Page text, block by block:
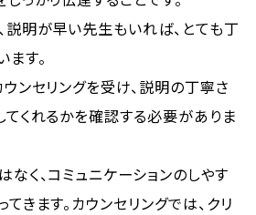
説明が早い先生もいれば、とても丁
す。
ンセリングを受け、説明の丁寧さ
くれるかを確認する必要がありま
く、コミュニケーションのしやす
きます。カウンセリングでは、クリ